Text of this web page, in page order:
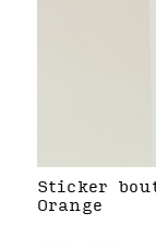
Sticker
Orange